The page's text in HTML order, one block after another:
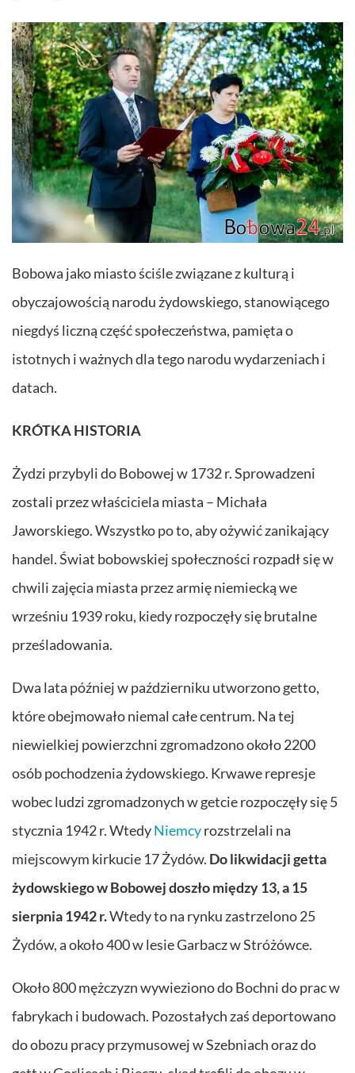
Bobowa jako miasto ściśle związane z kulturą i
obyczajowością narodu żydowskiego, stanowiącego
niegdyś liczną część społeczeństwa, pamięta o
istotnych i ważnych dla tego narodu wydarzeniach i
datach.
KRÓTKA HISTORIA
Żydzi przybyli do Bobowej w 1732 r. Sprowadzeni
zostali przez właściciela miasta – Michała
Jaworskiego. Wszystko po to, aby ożywić zanikający
handel. Świat bobowskiej społeczności rozpadł się w
chwili zajęcia miasta przez armię niemiecką we
wrześniu 1939 roku, kiedy rozpoczęły się brutalne
prześladowania.
Dwa lata później w październiku utworzono getto,
które obejmowało niemal całe centrum. Na tej
niewielkiej powierzchni zgromadzono około 2200
osób pochodzenia żydowskiego. Krwawe represje
wobec ludzi zgromadzonych w getcie rozpoczęły się 5
stycznia 1942 r. WtedyNiemcyrozstrzelali na
miejscowym kirkucie 17 Żydów. Do likwidacji getta
żydowskiego w Bobowej doszło między 13, a 15
sierpnia 1942 r.Wtedy to na rynku zastrzelono 25
Żydów, a około 400 w lesie Garbacz w Stróżówce.
Około 800 mężczyzn wywieziono do Bochni do prac w
fabrykach i budowach. Pozostałych zaś deportowano
do obozu pracy przymusowej w Szebniach oraz do